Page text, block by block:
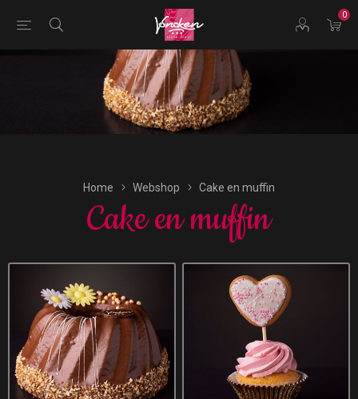
0
Bestellingen voor morgen kunnen vandaag uiterlijk tot
17:00 uur worden geplaatst.
Home Webshop Cake en muffin
Cake en muffin